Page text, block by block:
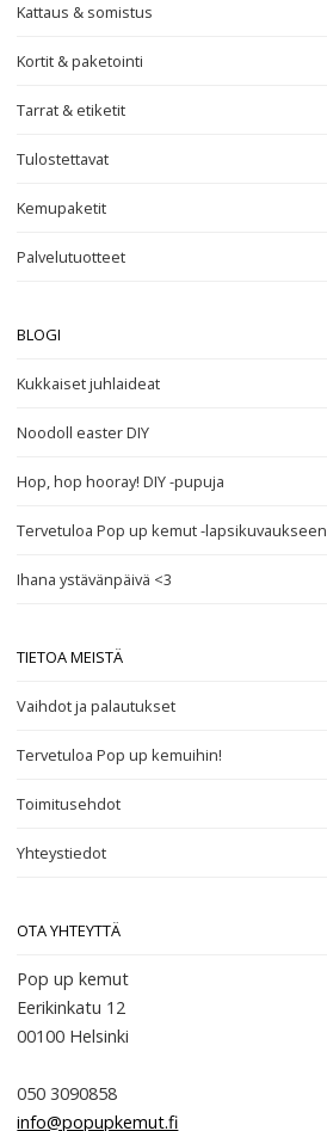
Kattaus & somistus
Kortit & paketointi
Tarrat & etiketit
Tulostettavat
Kemupaketit
Palvelutuotteet
BLOGI
Kukkaiset juhlaideat
Noodoll easter DIY
Hop, hop hooray! DIY -pupuja
Tervetuloa Pop up kemut -lapsikuvaukseen
Ihana ystävänpäivä <3
TIETOA MEISTÄ
Vaihdot ja palautukset
Tervetuloa Pop up kemuihin!
Toimitusehdot
Yhteystiedot
OTA YHTEYTTÄ
Pop up kemut
Eerikinkatu 12
00100 Helsinki
050 3090858
info@popupkemut.fi